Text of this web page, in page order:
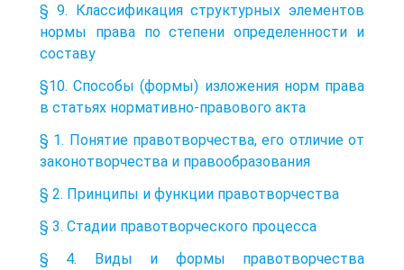
§ 9. Классификация структурных элементов
нормы права по степени определенности и
составу
§10. Способы (формы) изложения норм права
в статьях нормативно-правового акта
§ 1. Понятие правотворчества, его отличие от
законотворчества и правообразования
§ 2. Принципы и функции правотворчества
§ 3. Стадии правотворческого процесса
§ 4. Виды и формы правотворчества